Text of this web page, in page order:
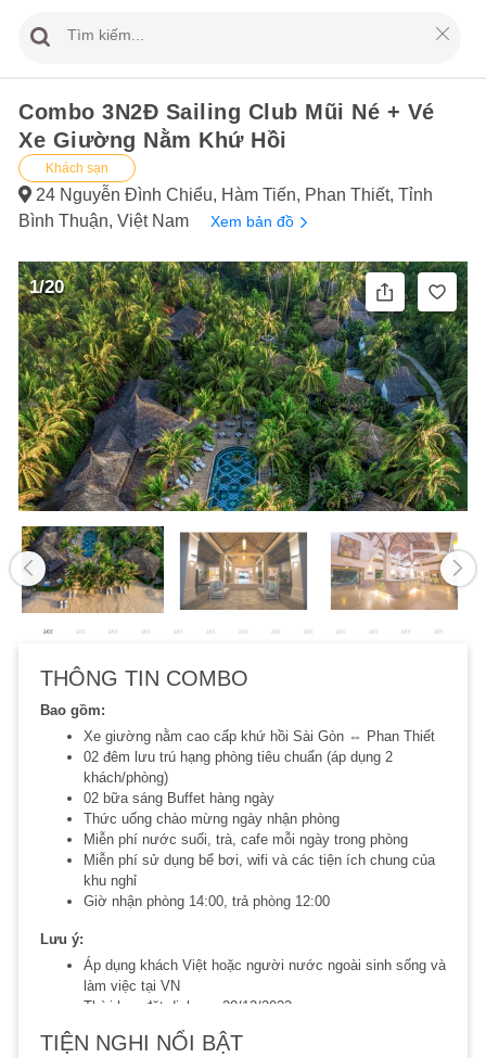
Combo 3N2Đ Sailing Club Mũi Né + Vé
Xe Giường Nằm Khứ Hồi
Khách sạn
24 Nguyễn Đình Chiểu, Hàm Tiến, Phan Thiết, Tỉnh
Bình Thuận, Việt Nam
Xem bản đồ
1/20
THÔNG TIN COMBO
Bao gồm:
Xe giường nằm cao cấp khứ hồi Sài Gòn ⇔ Phan Thiết
02 đêm lưu trú hạng phòng tiêu chuẩn (áp dụng 2
khách/phòng)
02 bữa sáng Buffet hàng ngày
Thức uống chào mừng ngày nhận phòng
Miễn phí nước suối, trà, cafe mỗi ngày trong phòng
Miễn phí sử dụng bể bơi, wifi và các tiện ích chung của
khu nghỉ
Giờ nhận phòng 14:00, trả phòng 12:00
Lưu ý:
Áp dụng khách Việt hoặc người nước ngoài sinh sống và
làm việc tại VN
Thời hạn đặt dịch vụ: 20/12/2023
Thời hạn lưu trú đến 20/12/2023
Phụ thu cuối tuần, Lễ/Tết, cao điểm hè: Quý khách vui
TIỆN NGHI NỔI BẬT